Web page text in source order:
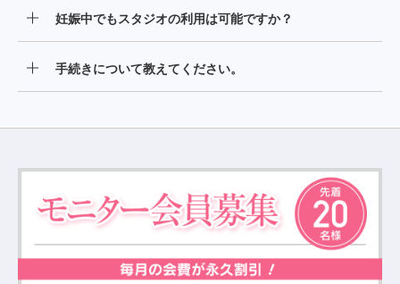
当店は、月会費制となっております。
妊娠中でもスタジオの利用は可能ですか？
妊娠の可能性のある方や、妊娠中の方はスタジオの利用を
ご遠慮いただいております。
手続きについて教えてください。
ます。なお、2025年9月以降のご入会の方は、前月5日まで